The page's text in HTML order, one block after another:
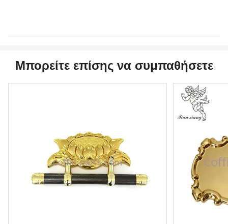
Μπορείτε επίσης να συμπαθήσετε